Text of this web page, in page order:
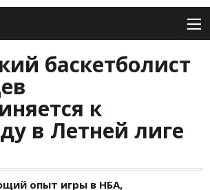
баскетболист
к
в Летней лиге
опыт игры в НБА,